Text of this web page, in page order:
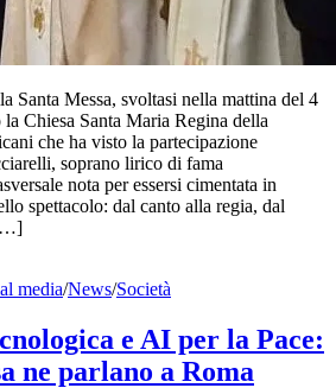
Santa Messa, svoltasi nella mattina del 4
Chiesa Santa Maria Regina della
che ha visto la partecipazione
soprano lirico di fama
nota per essersi cimentata in
spettacolo: dal canto alla regia, dal
media/News/Società
e AI per la Pace:
ne parlano a Roma